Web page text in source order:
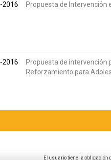
2016 Propuesta de Intervención
2016
Propuesta de intervención
Reforzamiento para
El usuario tiene la obligación